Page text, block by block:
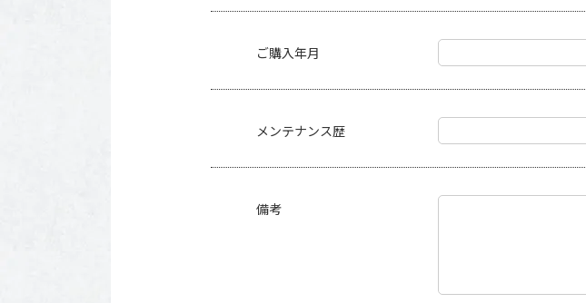
ご購入年月
メンテナンス歴
備考